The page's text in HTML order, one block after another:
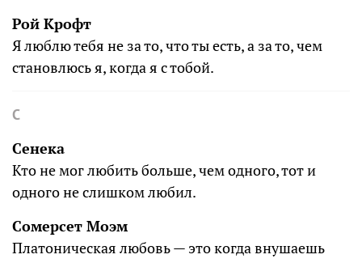
Рой Крофт
Я люблю тебя не за то, что ты есть, а за то, чем
становлюсь я, когда я с тобой.
С
Сенека
Кто не мог любить больше, чем одного, тот и
одного не слишком любил.
Сомерсет Моэм
Платоническая любовь — это когда внушаешь